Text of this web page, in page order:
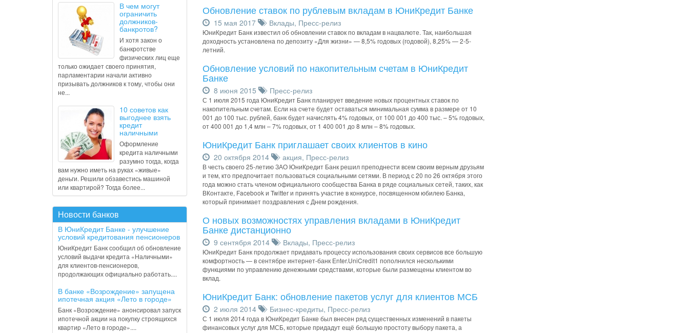
В чем могут
ограничить
должников-
банкротов?
И хотя закон о
банкротстве
физических лиц еще
только ожидает своего принятия,
парламентарии начали активно
призывать должников к тому, чтобы они
не...
10 советов как
выгоднее взять
кредит
наличными
Оформление
кредита наличными
разумно тогда, когда
вам нужно иметь на руках «живые»
деньги. Решили обзавестись машиной
или квартирой? Тогда более...
Новости банков
В ЮниКредит Банке - улучшение
условий кредитования пенсионеров
ЮниКредит Банк сообщил об обновление
условий выдачи кредита «Наличными»
для клиентов-пенсионеров,
продолжающих официально работать....
В банке «Возрождение» запущена
ипотечная акция «Лето в городе»
Банк «Возрождение» анонсировал запуск
ипотечной акции на покупку строящихся
квартир «Лето в городе»....
Обновление ставок по рублевым вкладам в ЮниКредит Банке
15 мая 2017 Вклады, Пресс-релиз
ЮниКредит Банк известил об обновлении ставок по вкладам в нацвалюте. Так, наибольшая
доходность установлена по депозиту «Для жизни» — 8,5% годовых (годовой), 8,25% — 2-5-
летний.
Обновление условий по накопительным счетам в ЮниКредит
Банке
8 июня 2015 Пресс-релиз
С 1 июля 2015 года ЮниКредит Банк планирует введение новых процентных ставок по
накопительным счетам. Если на счете будет оставаться минимальная сумма в размере от 10
001 до 100 тыс. рублей, банк будет начислять 4% годовых, от 100 001 до 400 тыс. – 5% годовых,
от 400 001 до 1,4 млн – 7% годовых, от 1 400 001 до 8 млн – 8% годовых.
ЮниКредит Банк приглашает своих клиентов в кино
20 октября 2014 акция, Пресс-релиз
В честь своего 25-летию ЗАО ЮниКредит Банк решил преподнести всем своим верным друзьям
и тем, кто предпочитает пользоваться социальными сетями. В период с 20 по 26 октября этого
года можно стать членом официального сообщества Банка в ряде социальных сетей, таких, как
ВКонтакте, Facebook и Twitter и принять участие в конкурсе, посвященном юбилею Банка,
который принимает поздравления с Днем рождения.
О новых возможностях управления вкладами в ЮниКредит
Банке дистанционно
9 сентября 2014 Вклады, Пресс-релиз
ЮниКредит Банк продолжает придавать процессу использования своих сервисов все большую
комфортность — в сентябре интернет-банк Enter.UniCredit1 пополнился несколькими
функциями по управлению денежными средствами, которые были размещены клиентом во
вклад.
ЮниКредит Банк: обновление пакетов услуг для клиентов МСБ
2 июля 2014 Бизнес-кредиты, Пресс-релиз
С 1 июля 2014 года в ЮниКредит Банке был внесен ряд существенных изменений в пакеты
финансовых услуг для МСБ, которые придадут ещё большую простоту выбору пакета, а